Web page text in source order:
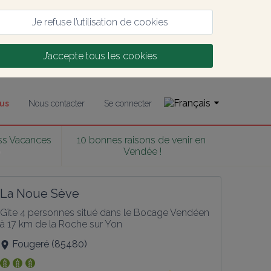
Je refuse l’utilisation de cookies
J’accepte tous les cookies
Nous contacter Se connecter
Vacances
10 bonnes raisons de venir en
Vendée !
La Noue Sève
Gîte 4 personnes situé dans le Bocage Vendéen
à 17 km de la Roche sur Yon
Fougeré (85480)